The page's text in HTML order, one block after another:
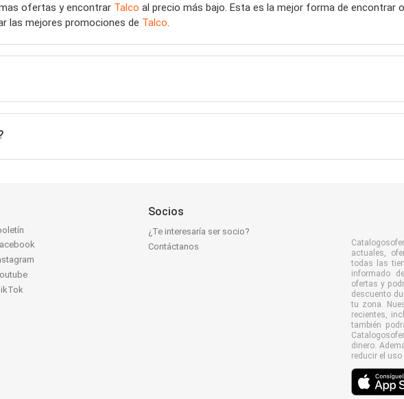
ofertas y encontrar Talco al precio más bajo. Esta es la mejor forma de encontrar
las mejores promociones de Talco
Socios
¿Te interesaría ser socio?
Contáctanos
actuales,
todas las
informado
ofertas y
descuento
tu zona.
recientes,
también
dinero.
reducir el uso